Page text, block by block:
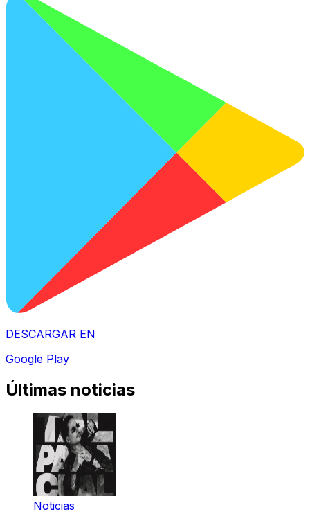
DESCARGAR EN
Google Play
Últimas noticias
Noticias